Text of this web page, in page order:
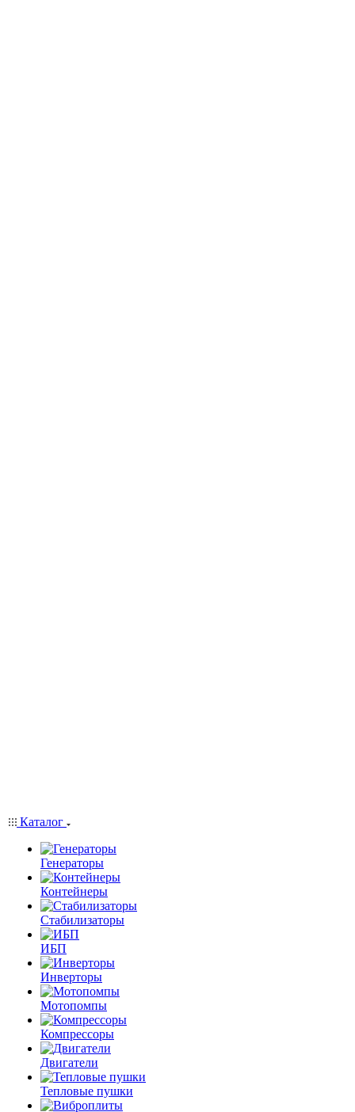
Каталог
Генераторы
Контейнеры
Стабилизаторы
ИБП
Инверторы
Мотопомпы
Компрессоры
Двигатели
Тепловые пушки